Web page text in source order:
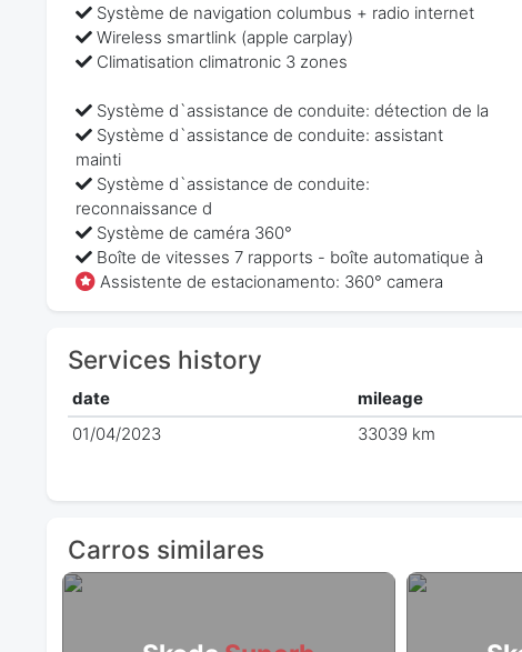
Système de navigation columbus + radio internet
Wireless smartlink (apple carplay)
Climatisation climatronic 3 zones
Système d`assistance de conduite: détection de la
Système d`assistance de conduite: assistant
mainti
Système d`assistance de conduite:
reconnaissance d
Système de caméra 360°
Boîte de vitesses 7 rapports - boîte automatique à
Assistente de estacionamento: 360° camera
Services history
date mileage
01/04/2023
33039 km
Carros similares